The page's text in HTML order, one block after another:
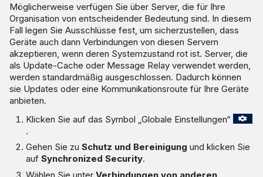
Möglicherweise verfügen Sie über Server, die für Ihre
Organisation von entscheidender Bedeutung sind. In diesem
Fall legen Sie Ausschlüsse fest, um sicherzustellen, dass
Geräte auch dann Verbindungen von diesen Servern
akzeptieren, wenn deren Systemzustand rot ist. Server, die
als Update-Cache oder Message Relay verwendet werden,
werden standardmäßig ausgeschlossen. Dadurch können
sie Updates oder eine Kommunikationsroute für Ihre Geräte
anbieten.
Klicken Sie auf das Symbol „Globale Einstellungen“
.
Gehen Sie zuSchutz und Bereinigung und klicken Sie
aufSynchronized Security.